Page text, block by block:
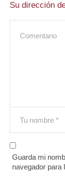
Su dirección
Guarda mi
navegador para